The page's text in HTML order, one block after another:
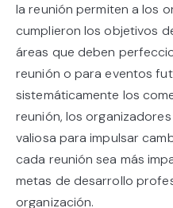
la reunión permiten a los
cumplieron los objetivos
áreas que deben
reunión o para eventos
sistemáticamente los
reunión, los
valiosa para impulsar
cada reunión sea más
metas de desarrollo
organización.